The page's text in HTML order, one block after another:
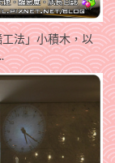
法」小積木，以